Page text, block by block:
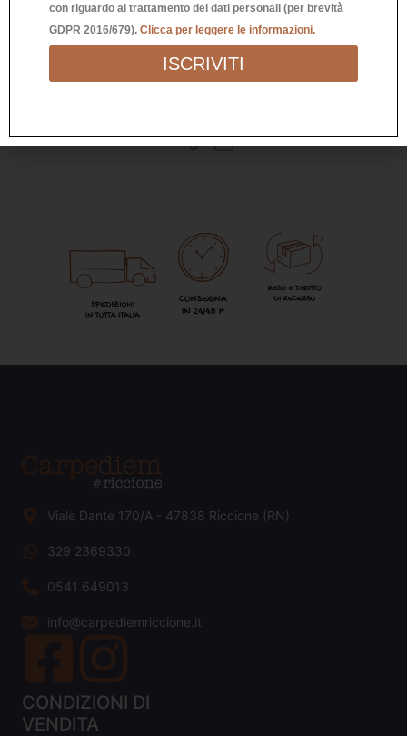
VENTAGLIO “FUCK OFF” LEOPARDO
10,00€
Viale Dante 170/A - 47838 Riccione (RN)
329 2369330
0541 649013
info@carpediemriccione.it
CONDIZIONI DI
VENDITA
con riguardo al trattamento dei dati personali (per brevità
GDPR 2016/679). Clicca per leggere le informazioni.
ISCRIVITI